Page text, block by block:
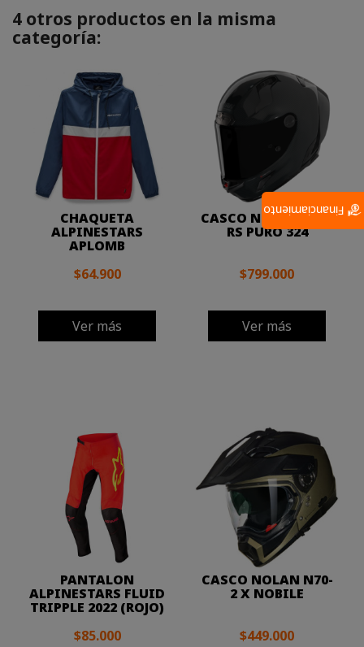
4 otros productos en la misma
categoría:
CHAQUETA
ALPINESTARS
APLOMB
$64.900
Ver más
CASCO NOLAN X804
RS PURO 324
$799.000
Ver más
PANTALON
ALPINESTARS FLUID
TRIPPLE 2022 (ROJO)
$85.000
CASCO NOLAN N70-
2 X NOBILE
$449.000
Financiamiento